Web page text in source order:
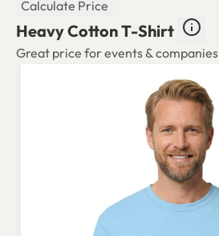
Calculate Price
Heavy Cotton T-Shirt
Great price for events & companies